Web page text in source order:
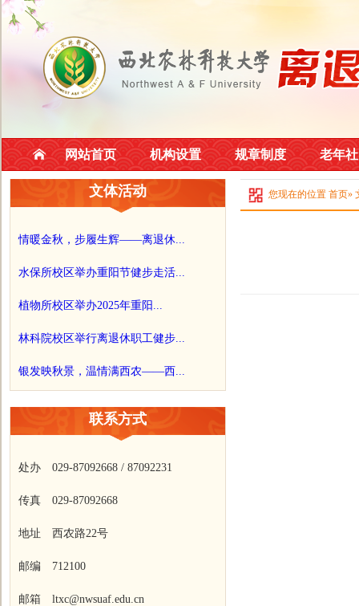
网站首页 机构设置 规章制度 老年
文体活动
情暖金秋，步履生辉——离退休...
水保所校区举办重阳节健步走活...
植物所校区举办2025年重阳...
林科院校区举行离退休职工健步...
银发映秋景，温情满西农——西...
联系方式
处办 029-87092668 / 87092231
传真 029-87092668
地址 西农路22号
邮编 712100
邮箱 ltxc@nwsuaf.edu.cn
您现在的位置 首页»